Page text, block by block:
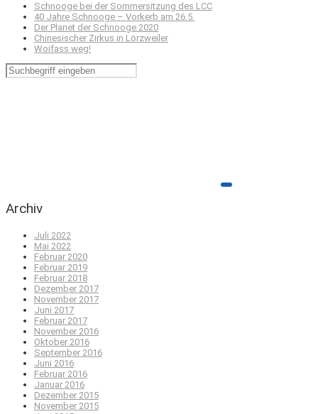
Schnooge bei der Sommersitzung des LCC
40 Jahre Schnooge – Vorkerb am 26.5.
Der Planet der Schnooge 2020
Chinesischer Zirkus in Lörzweiler
Woifass weg!
Archiv
Juli 2022
Mai 2022
Februar 2020
Februar 2019
Februar 2018
Dezember 2017
November 2017
Juni 2017
Februar 2017
November 2016
Oktober 2016
September 2016
Juni 2016
Februar 2016
Januar 2016
Dezember 2015
November 2015